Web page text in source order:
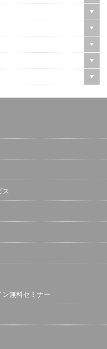
ス
ン無料セミナー